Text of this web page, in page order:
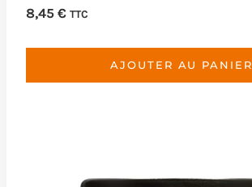
8,45 € TTC
AJOUTER AU PANIER